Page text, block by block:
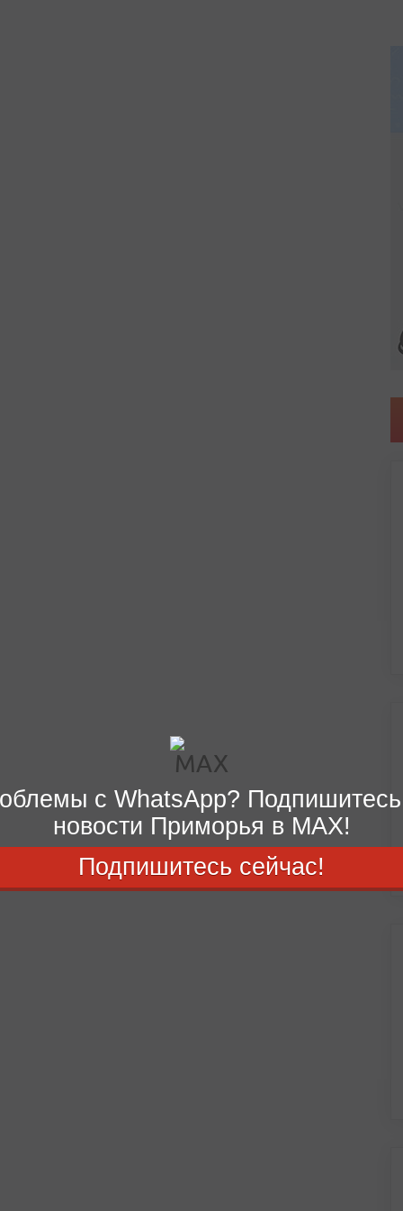
с WhatsApp?
новости Приморья в MAX!
Подпишитесь сейчас!